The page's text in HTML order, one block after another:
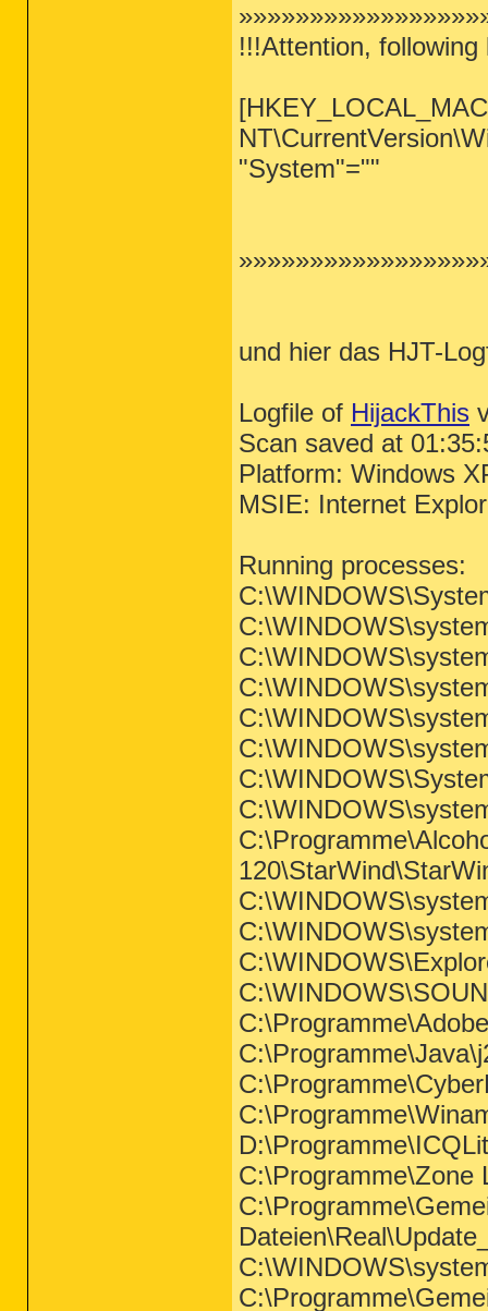
!!!Attention,
"System"=""
und hier das HJT-
Logfile of HijackThis
Scan saved at
Platform: Windows
MSIE: Internet
Running processes:
C:\Programme\Zone